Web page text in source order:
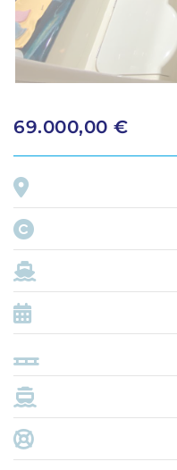
69.000,00 €